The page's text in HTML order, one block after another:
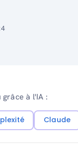
à l'IA :
Claude